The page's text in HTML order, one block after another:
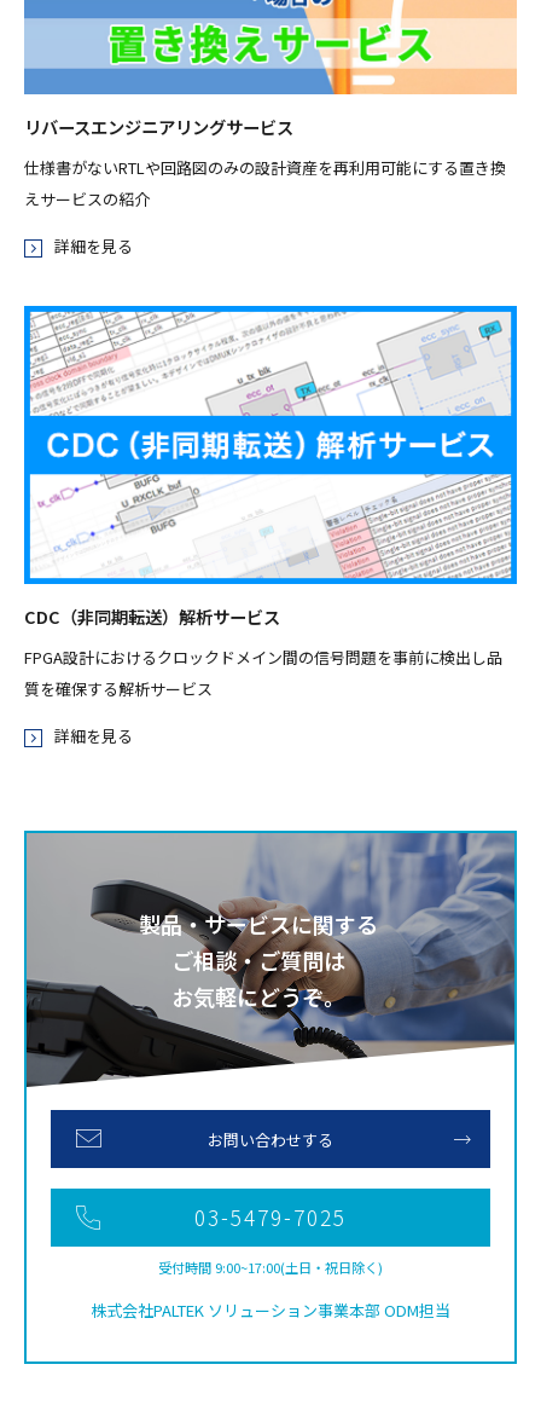
リバースエンジニアリングサービス
仕様書がないRTLや回路図のみの設計資産を再利用可能にする置き換
えサービスの紹介
詳細を見る
CDC（非同期転送）解析サービス
FPGA設計におけるクロックドメイン間の信号問題を事前に検出し品
質を確保する解析サービス
詳細を見る
製品・サービスに関する
ご相談・ご質問は
お気軽にどうぞ。
お問い合わせする
03-5479-7025
受付時間 9:00~17:00(土日・祝日除く)
株式会社PALTEK ソリューション事業本部 ODM担当